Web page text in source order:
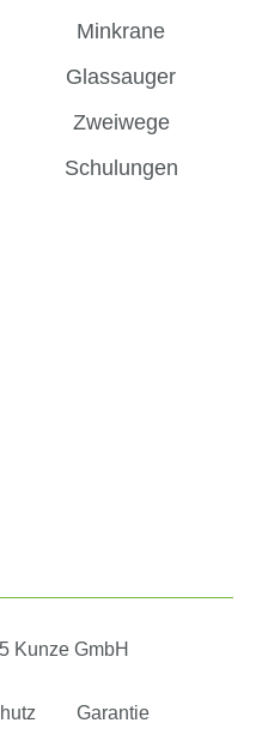
Minkrane
Glassauger
Zweiwege
Schulungen
Kunze GmbH
Garantie